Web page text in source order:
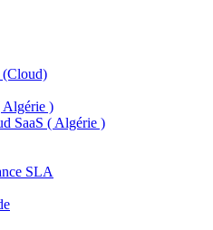
(Cloud)
Algérie )
SaaS ( Algérie )
SLA